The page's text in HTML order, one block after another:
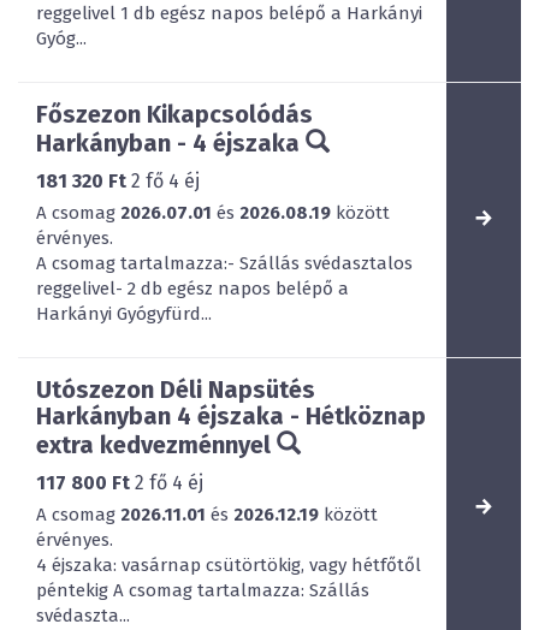
reggelivel 1 db egész napos belépő a Harkányi
Gyóg...
Főszezon Kikapcsolódás
Harkányban - 4 éjszaka
181 320 Ft 2 fő 4 éj
A csomag 2026.07.01 és 2026.08.19 között
érvényes.
A csomag tartalmazza:- Szállás svédasztalos
reggelivel- 2 db egész napos belépő a
Harkányi Gyógyfürd...
Utószezon Déli Napsütés
Harkányban 4 éjszaka - Hétköznap
extra kedvezménnyel
117 800 Ft 2 fő 4 éj
A csomag 2026.11.01 és 2026.12.19 között
érvényes.
4 éjszaka: vasárnap csütörtökig, vagy hétfőtől
péntekig A csomag tartalmazza: Szállás
svédaszta...